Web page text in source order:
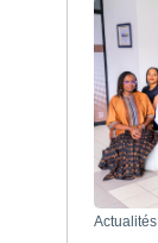
Actualités